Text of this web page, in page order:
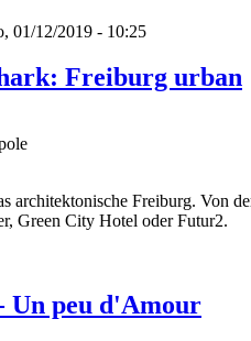
01/12/2019 - 10:25
Freiburg urban
architektonische Freiburg. Von
Green City Hotel oder Futur2.
Un peu d'Amour